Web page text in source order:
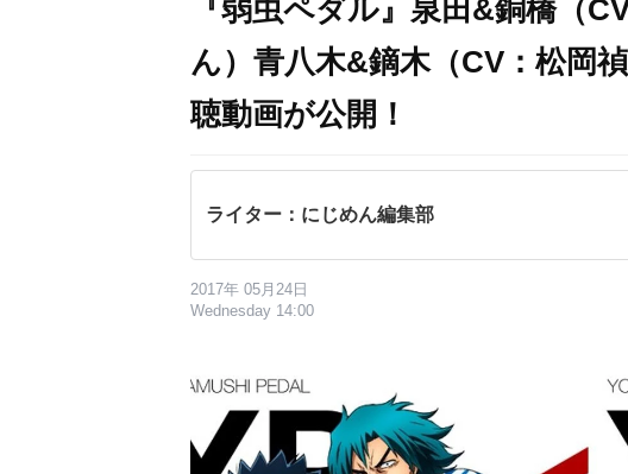
『弱虫ペダル』泉田&銅橋（
ん）青八木&鏑木（CV：松岡
聴動画が公開！
ライター：にじめん編集部
2017年 05月24日
Wednesday 14:00